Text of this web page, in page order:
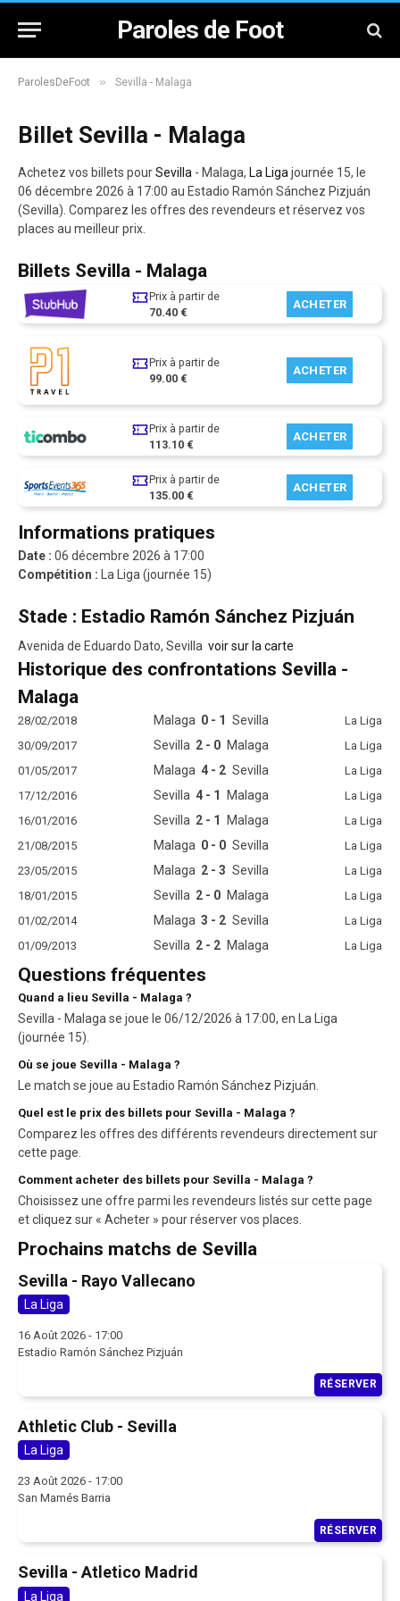
Paroles de Foot
ParolesDeFoot » Sevilla - Malaga
Billet Sevilla - Malaga
Achetez vos billets pourSevilla - Malaga, La Liga journée 15, le
06 décembre 2026 à 17:00 au Estadio Ramón Sánchez Pizjuán
(Sevilla). Comparez les offres des revendeurs et réservez vos
places au meilleur prix.
Billets Sevilla - Malaga
Prix à partir de
70.40 €
ACHETER
Prix à partir de
99.00 €
ACHETER
Prix à partir de
113.10 €
ACHETER
Prix à partir de
135.00 €
ACHETER
Informations pratiques
Date : 06 décembre 2026 à 17:00
Compétition : La Liga (journée 15)
Stade : Estadio Ramón Sánchez Pizjuán
Avenida de Eduardo Dato, Sevilla voir sur la carte
Historique des confrontations Sevilla -
Malaga
28/02/2018 Malaga 0 - 1 Sevilla
La Liga
30/09/2017
Sevilla 2 - 0 Malaga
La Liga
01/05/2017
Malaga 4 - 2 Sevilla
La Liga
17/12/2016
Sevilla 4 - 1 Malaga
La Liga
16/01/2016
Sevilla 2 - 1 Malaga
La Liga
21/08/2015
Malaga 0 - 0 Sevilla
La Liga
23/05/2015
Malaga 2 - 3 Sevilla
La Liga
18/01/2015
Sevilla 2 - 0 Malaga
La Liga
01/02/2014
Malaga 3 - 2 Sevilla
La Liga
01/09/2013
Sevilla 2 - 2 Malaga La Liga
Questions fréquentes
Quand a lieu Sevilla - Malaga ?
Sevilla - Malaga se joue le 06/12/2026 à 17:00, en La Liga
(journée 15).
Où se joue Sevilla - Malaga ?
Le match se joue au Estadio Ramón Sánchez Pizjuán.
Quel est le prix des billets pour Sevilla - Malaga ?
Comparez les offres des différents revendeurs directement sur
cette page.
Comment acheter des billets pour Sevilla - Malaga ?
Choisissez une offre parmi les revendeurs listés sur cette page
et cliquez sur « Acheter » pour réserver vos places.
Prochains matchs de Sevilla
Sevilla - Rayo Vallecano
La Liga
16 Août 2026 - 17:00
Estadio Ramón Sánchez Pizjuán
RÉSERVER
Athletic Club - Sevilla
La Liga
23 Août 2026 - 17:00
San Mamés Barria
RÉSERVER
Sevilla - Atletico Madrid
La Liga